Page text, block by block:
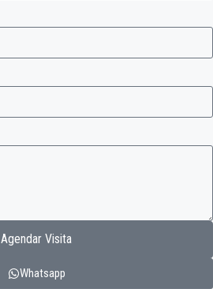
Agendar Visita
Whatsapp